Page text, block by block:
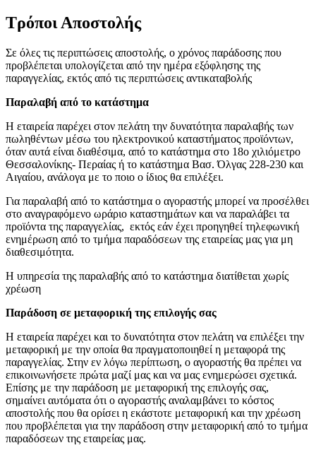
Τρόποι Αποστολής
Σε όλες τις περιπτώσεις αποστολής, ο χρόνος παράδοσης που
προβλέπεται υπολογίζεται από την ημέρα εξόφλησης της
παραγγελίας, εκτός από τις περιπτώσεις αντικαταβολής
Παραλαβή από το κατάστημα
Η εταιρεία παρέχει στον πελάτη την δυνατότητα παραλαβής των
πωληθέντων μέσω του ηλεκτρονικού καταστήματος προϊόντων,
όταν αυτά είναι διαθέσιμα, από το κατάστημα στο 18ο χιλιόμετρο
Θεσσαλονίκης- Περαίας ή το κατάστημα Βασ. Όλγας 228-230 και
Αιγαίου, ανάλογα με το ποιο ο ίδιος θα επιλέξει.
Για παραλαβή από το κατάστημα ο αγοραστής μπορεί να προσέλθει
στο αναγραφόμενο ωράριο καταστημάτων και να παραλάβει τα
προϊόντα της παραγγελίας, εκτός εάν έχει προηγηθεί τηλεφωνική
ενημέρωση από το τμήμα παραδόσεων της εταιρείας μας για μη
διαθεσιμότητα.
Η υπηρεσία της παραλαβής από το κατάστημα διατίθεται χωρίς
χρέωση
Παράδοση σε μεταφορική της επιλογής σας
Η εταιρεία παρέχει και το δυνατότητα στον πελάτη να επιλέξει την
μεταφορική με την οποία θα πραγματοποιηθεί η μεταφορά της
παραγγελίας. Στην εν λόγω περίπτωση, ο αγοραστής θα πρέπει να
επικοινωνήσετε πρώτα μαζί μας και να μας ενημερώσει σχετικά.
Επίσης με την παράδοση με μεταφορική της επιλογής σας,
σημαίνει αυτόματα ότι ο αγοραστής αναλαμβάνει το κόστος
αποστολής που θα ορίσει η εκάστοτε μεταφορική και την χρέωση
που προβλέπεται για την παράδοση στην μεταφορική από το τμήμα
παραδόσεων της εταιρείας μας.